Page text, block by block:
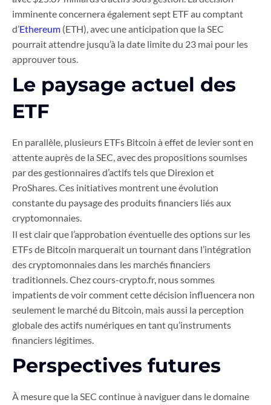
imminente concernera également sept ETF au comptant
d’Ethereum (ETH), avec une anticipation que la SEC
pourrait attendre jusqu’à la date limite du 23 mai pour les
approuver tous.
Le paysage actuel des
ETF
En parallèle, plusieurs ETFs Bitcoin à effet de levier sont en
attente auprès de la SEC, avec des propositions soumises
par des gestionnaires d’actifs tels que Direxion et
ProShares. Ces initiatives montrent une évolution
constante du paysage des produits financiers liés aux
cryptomonnaies.
Il est clair que l’approbation éventuelle des options sur les
ETFs de Bitcoin marquerait un tournant dans l’intégration
des cryptomonnaies dans les marchés financiers
traditionnels. Chez cours-crypto.fr, nous sommes
impatients de voir comment cette décision influencera non
seulement le marché du Bitcoin, mais aussi la perception
globale des actifs numériques en tant qu’instruments
financiers légitimes.
Perspectives futures
À mesure que la SEC continue à naviguer dans le domaine